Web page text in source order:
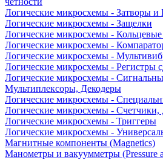
Логические микросхемы - Затворы и
Логические микросхемы - Защелки
Логические микросхемы -
Логические микросхемы -
Логические микросхемы -
Логические микросхемы - Регистры
Логические микросхемы -
Мультиплексоры, Декодеры
Логические микросхемы -
Логические микросхемы - Счетчики,
Логические микросхемы - Триггеры
Логические микросхемы -
Магнитные компоненты (Magnetics)
Манометры и вакуумметры (Pressure